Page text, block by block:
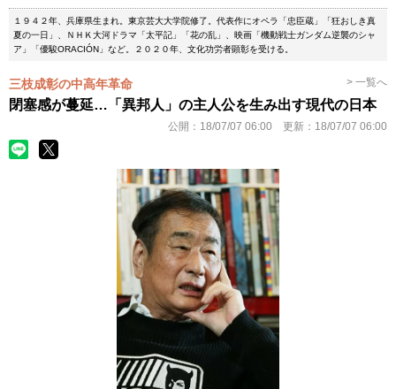
１９４２年、兵庫県生まれ。東京芸大大学院修了。代表作にオペラ「忠臣蔵」「狂おしき真
夏の一日」、ＮＨＫ大河ドラマ「太平記」「花の乱」、映画「機動戦士ガンダム逆襲のシャ
ア」「優駿ORACIÓN」など。２０２０年、文化功労者顕彰を受ける。
三枝成彰の中高年革命 > 一覧へ
閉塞感が蔓延…「異邦人」の主人公を生み出す現代の日本
公開： 18/07/07 06:00 更新： 18/07/07 06:00